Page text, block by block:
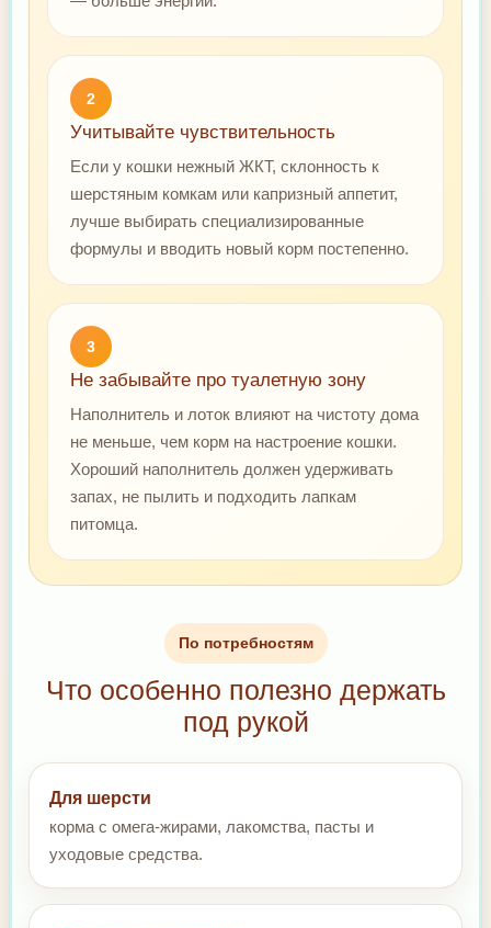
2
Учитывайте чувствительность
Если у кошки нежный ЖКТ, склонность к
шерстяным комкам или капризный аппетит,
лучше выбирать специализированные
формулы и вводить новый корм постепенно.
3
Не забывайте про туалетную зону
Наполнитель и лоток влияют на чистоту дома
не меньше, чем корм на настроение кошки.
Хороший наполнитель должен удерживать
запах, не пылить и подходить лапкам
питомца.
По потребностям
Что особенно полезно держать
под рукой
Для шерсти
корма с омега-жирами, лакомства, пасты и
уходовые средства.